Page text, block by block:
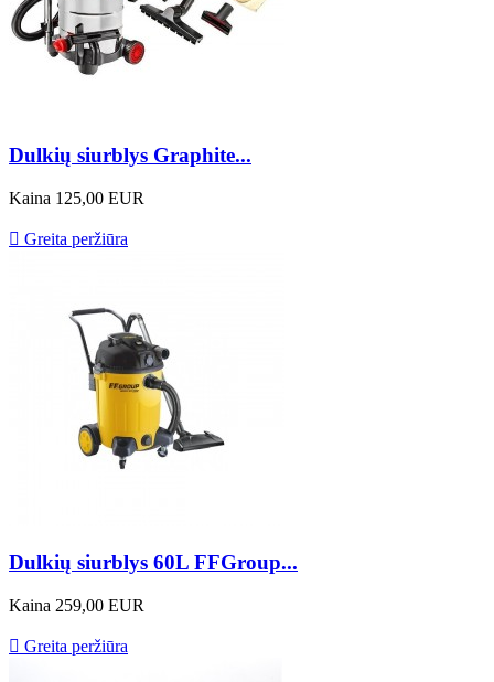
Dulkių siurblys Graphite...
Kaina 125,00 EUR
 Greita peržiūra
Dulkių siurblys 60L FFGroup...
Kaina 259,00 EUR
 Greita peržiūra